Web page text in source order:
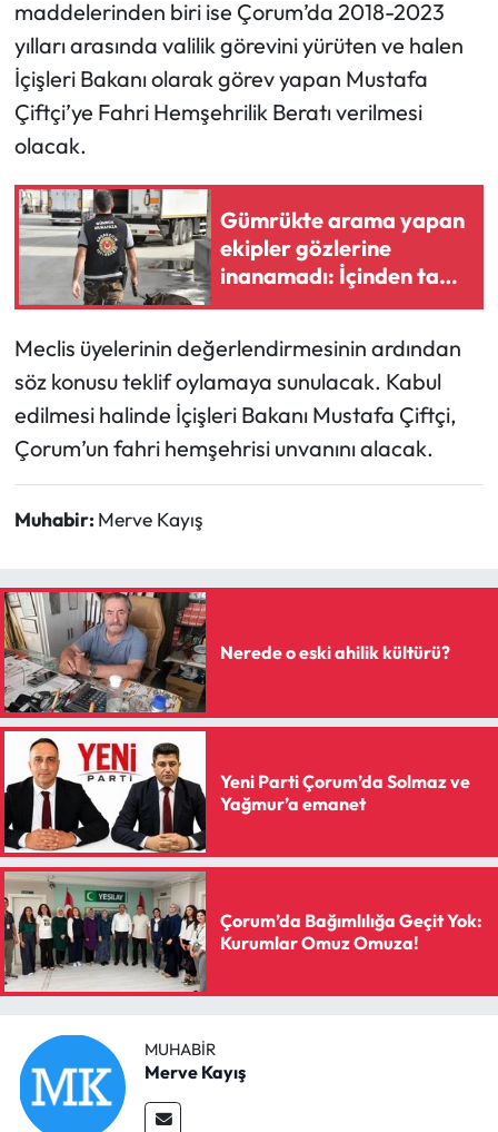
maddelerinden biri ise Çorum’da 2018-2023
yılları arasında valilik görevini yürüten ve halen
İçişleri Bakanı olarak görev yapan Mustafa
Çiftçi’ye Fahri Hemşehrilik Beratı verilmesi
olacak.
Gümrükte arama yapan
ekipler gözlerine
inanamadı: İçinden tam
58 bin 519 tane çıktı
Meclis üyelerinin değerlendirmesinin ardından
söz konusu teklif oylamaya sunulacak. Kabul
edilmesi halinde İçişleri Bakanı Mustafa Çiftçi,
Çorum’un fahri hemşehrisi unvanını alacak.
Muhabir: Merve Kayış
Nerede o eski ahilik kültürü?
Yeni Parti Çorum’da Solmaz ve
Yağmur’a emanet
Çorum’da Bağımlılığa Geçit Yok:
Kurumlar Omuz Omuza!
MUHABIR
Merve Kayış
Resmi Reklam
Sağlık
Siyaset
Spor
Sungurlu Haberleri
Turizm
Uğurludağ Haberleri
Yaşam
Yayla Haber
Yerel Haberler